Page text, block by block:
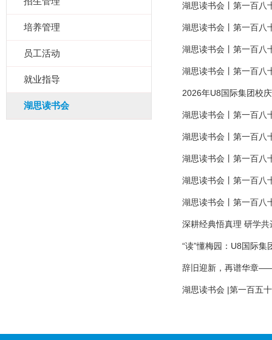
培养管理
员工活动
就业指导
湖思读书会
湖思读书会丨第一百八
湖思读书会丨第一百八
湖思读书会丨第一百八
湖思读书会丨第一百八
2026年U8国际集团校
湖思读书会丨第一百八
湖思读书会丨第一百八
湖思读书会丨第一百八
湖思读书会丨第一百八
湖思读书会丨第一百八
深耕经典悟真理 研学
“读”懂梅园：U8国际集
辞旧迎新，再谱华章
湖思读书会 |第一百五